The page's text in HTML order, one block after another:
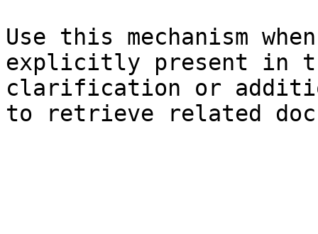
Use this mechanism
explicitly present in
clarification or